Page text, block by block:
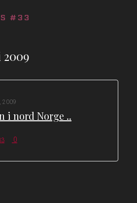
2009
i nord Norge ..
0